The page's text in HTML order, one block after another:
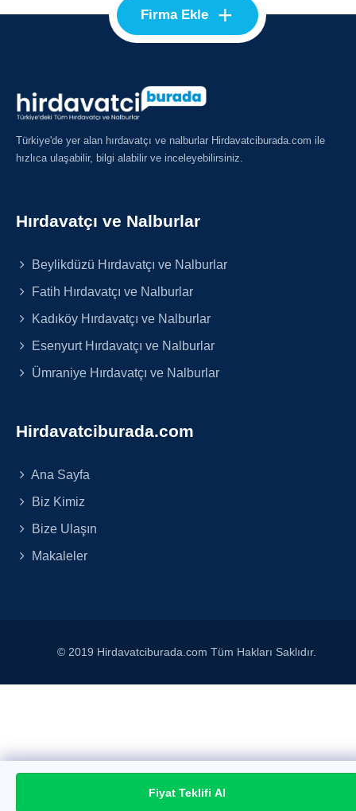
Fiyat Teklifi Al
Firma Ekle +
Türkiye'de yer alan hırdavatçı ve nalburlar Hirdavatciburada.com ile
hızlıca ulaşabilir, bilgi alabilir ve inceleyebilirsiniz.
Hırdavatçı ve Nalburlar
Beylikdüzü Hırdavatçı ve Nalburlar
Fatih Hırdavatçı ve Nalburlar
Kadıköy Hırdavatçı ve Nalburlar
Esenyurt Hırdavatçı ve Nalburlar
Ümraniye Hırdavatçı ve Nalburlar
Hirdavatciburada.com
Ana Sayfa
Biz Kimiz
Bize Ulaşın
Makaleler
© 2019 Hirdavatciburada.com Tüm Hakları Saklıdır.